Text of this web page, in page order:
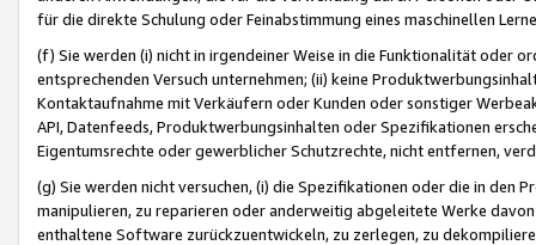
für die direkte Schulung oder Feinabstimmung eines maschinellen
(f) Sie werden (i) nicht in irgendeiner Weise in die Funktionalität oder
entsprechenden Versuch unternehmen; (ii) keine
Kontaktaufnahme mit Verkäufern oder Kunden oder sonstiger
API, Datenfeeds, Produktwerbungsinhalten oder Spezifikationen
Eigentumsrechte oder gewerblicher Schutzrechte, nicht entfernen,
(g) Sie werden nicht versuchen, (i) die Spezifikationen oder die in
manipulieren, zu reparieren oder anderweitig abgeleitete Werke
enthaltene Software zurückzuentwickeln, zu zerlegen, zu